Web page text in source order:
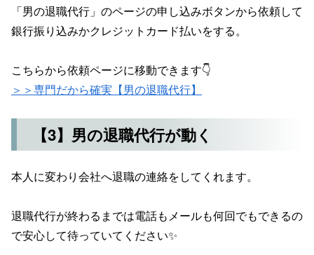
「男の退職代行」のページの申し込みボタンから依頼して
銀行振り込みかクレジットカード払いをする。
こちらから依頼ページに移動できます👇
＞＞専門だから確実【男の退職代行】
【3】男の退職代行が動く
本人に変わり会社へ退職の連絡をしてくれます。
退職代行が終わるまでは電話もメールも何回でもできるの
で安心して待っていてください✨